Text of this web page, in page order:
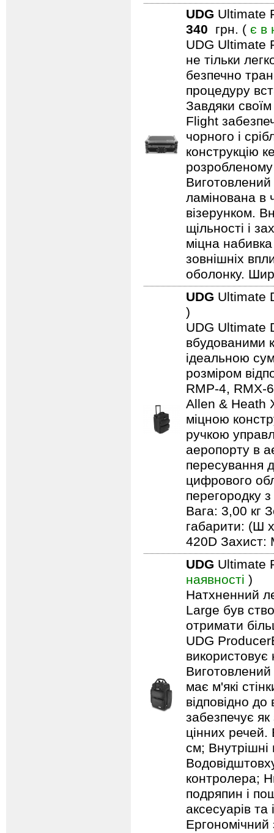
UDG Ultimate
340 грн. ( є в
UDG Ultimate
не тільки
безпечно
процедуру
Завдяки
Flight
чорного і
конструкцію
ламінована в
візерунком.
щільності і
міцна
зовнішніх
оболонку.
UDG Ultimate
)
UDG Ultimate
вбудованими
ідеальною
розміром
RMP-4, RMX-
Allen & Heath
міцною
ручкою
аеропорту в
пересування
цифрового
перегородку
Вага: 3,00 кг
габарити: (Ш
420D Захист:
UDG Ultimate
наявності )
Натхненний
Large був
отримати
UDG
має м'які
відповідно
забезпечує
цінних
см;
контролера;
подряпин і
аксесуарів